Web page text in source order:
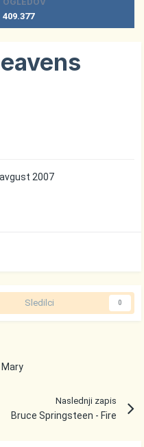
409.377
2007
Sledilci 0
Mary
Naslednji zapis
Bruce Springsteen - Fire